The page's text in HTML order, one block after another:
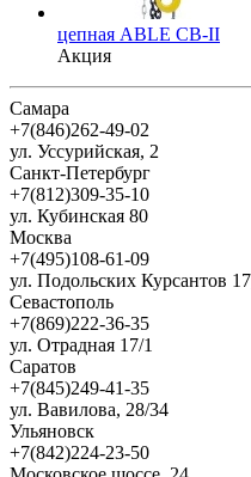
цепная ABLE CB-II
Акция
Самара
+7(846)262-49-02
ул. Уссурийская, 2
Санкт-Петербург
+7(812)309-35-10
ул. Кубинская 80
Москва
+7(495)108-61-09
ул. Подольских Курсантов
Севастополь
+7(869)222-36-35
ул. Отрадная 17/1
Саратов
+7(845)249-41-35
ул. Вавилова, 28/34
Ульяновск
+7(842)224-23-50